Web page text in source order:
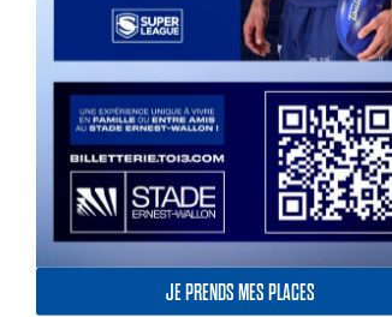
JE PRENDS MES PLACES